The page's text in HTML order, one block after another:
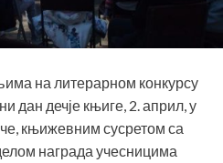
на литерарном конкурсу
дан дечје књиге, 2. април, у
књижевним сусретом са
награда учесницима